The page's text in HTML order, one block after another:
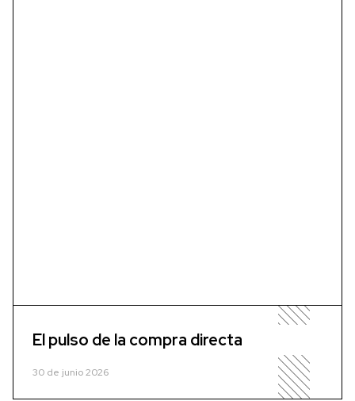
El pulso de la compra directa
30 de junio 2026